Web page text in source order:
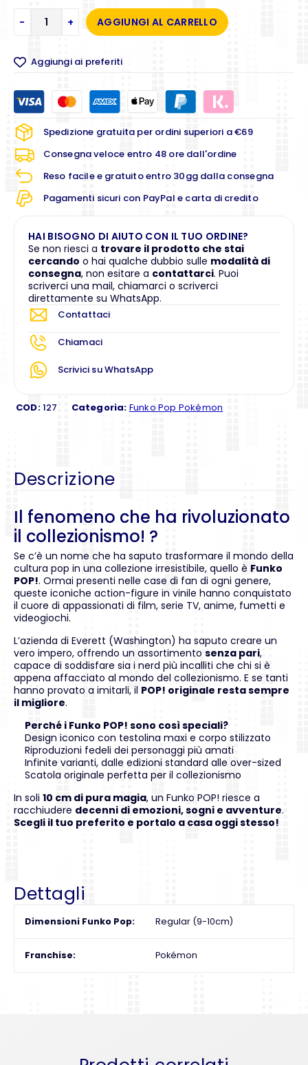
- + AGGIUNGI AL CARRELLO
Aggiungi ai preferiti
Spedizione gratuita per ordini superiori a €69
Consegna veloce entro 48 ore dall'ordine
Reso facile e gratuito entro 30gg dalla consegna
Pagamenti sicuri con PayPal e carta di credito
HAI BISOGNO DI AIUTO CON IL TUO ORDINE?
Se non riesci a trovare il prodotto che stai
cercando o hai qualche dubbio sulle modalità di
consegna, non esitare a contattarci. Puoi
scriverci una mail, chiamarci o scriverci
direttamente su WhatsApp.
Contattaci
Chiamaci
Scrivici su WhatsApp
COD:127 Categoria: Funko Pop Pokémon
Descrizione
Il fenomeno che ha rivoluzionato
il collezionismo! ?
Se c’è un nome che ha saputo trasformare il mondo della
cultura pop in una collezione irresistibile, quello è Funko
POP!. Ormai presenti nelle case di fan di ogni genere,
queste iconiche action-figure in vinile hanno conquistato
il cuore di appassionati di film, serie TV, anime, fumetti e
videogiochi.
L’azienda di Everett (Washington) ha saputo creare un
vero impero, offrendo un assortimento senza pari,
capace di soddisfare sia i nerd più incalliti che chi si è
appena affacciato al mondo del collezionismo. E se tanti
hanno provato a imitarli, il POP! originale resta sempre
il migliore.
Perché i Funko POP! sono così speciali?
Design iconico con testolina maxi e corpo stilizzato
Riproduzioni fedeli dei personaggi più amati
Infinite varianti, dalle edizioni standard alle over-sized
Scatola originale perfetta per il collezionismo
In soli 10 cm di pura magia, un Funko POP! riesce a
racchiudere decenni di emozioni, sogni e avventure.
Scegli il tuo preferito e portalo a casa oggi stesso!
Dettagli
Dimensioni Funko Pop Regular (9-10cm)
Franchise Pokémon